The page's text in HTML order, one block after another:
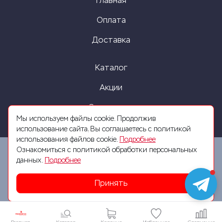
Оплата
Доставка
Каталог
Акции
О компании
2026 © Все права защищены. Разработка сайта
Мы используем файлы cookie. Продолжив
использование сайта, Вы соглашаетесь с политикой
использования файлов cookie. Подробнее
Ознакомиться с политикой обработки персональных
данных. Подробнее
Принять